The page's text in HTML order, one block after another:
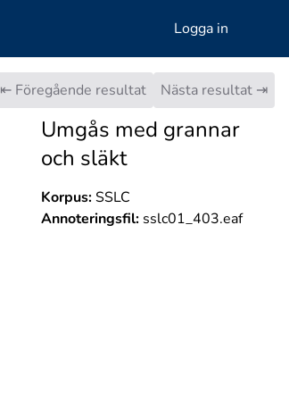
Logga in
⇤ Föregående resultat Nästa resultat ⇥
Umgås med grannar
och släkt
Korpus:SSLC
Annoteringsfil:sslc01_403.eaf